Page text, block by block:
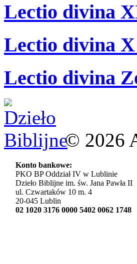
Lectio divina
Lectio divina X
Lectio divina
© 2026
Konto bankowe:
PKO BP Oddział IV w Lublinie
Dzieło Biblijne im. św. Jana Pawła II
ul. Czwartaków 10 m. 4
20-045 Lublin
02 1020 3176 0000 5402 0062 1748